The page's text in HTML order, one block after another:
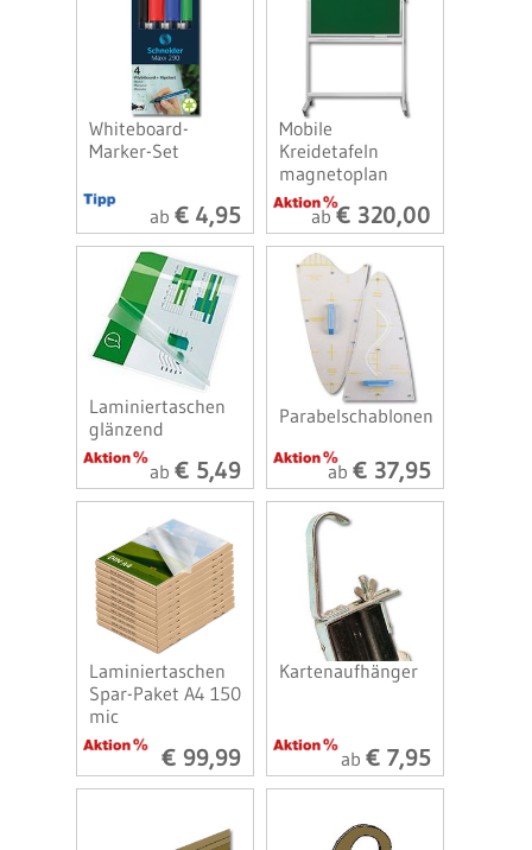
Whiteboard-
Marker-Set
ab € 4,95
Mobile
Kreidetafeln
magnetoplan
ab€ 320,00
Laminiertaschen
glänzend
ab € 5,49
Parabelschablonen
ab € 37,95
Laminiertaschen
Spar-Paket A4 150
mic
€ 99,99
Kartenaufhänger
ab € 7,95